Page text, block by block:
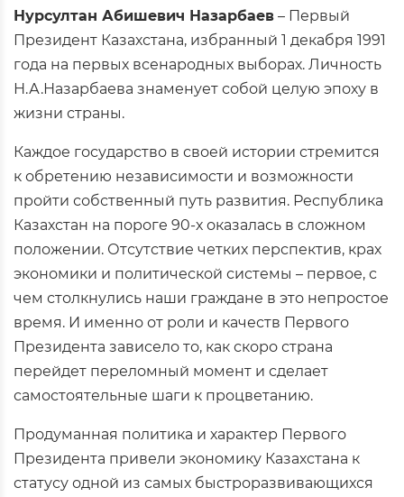
Нурсултан Абишевич Назарбаев – Первый
Президент Казахстана, избранный 1 декабря 1991
года на первых всенародных выборах. Личность
Н.А.Назарбаева знаменует собой целую эпоху в
жизни страны.
Каждое государство в своей истории стремится
к обретению независимости и возможности
пройти собственный путь развития. Республика
Казахстан на пороге 90-х оказалась в сложном
положении. Отсутствие четких перспектив, крах
экономики и политической системы – первое, с
чем столкнулись наши граждане в это непростое
время. И именно от роли и качеств Первого
Президента зависело то, как скоро страна
перейдет переломный момент и сделает
самостоятельные шаги к процветанию.
Продуманная политика и характер Первого
Президента привели экономику Казахстана к
статусу одной из самых быстроразвивающихся